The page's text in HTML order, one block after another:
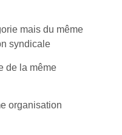
mais du même
syndicale
de la même
organisation